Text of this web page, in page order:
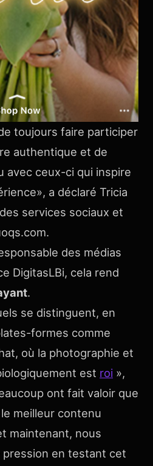
toujours faire participer
authentique et de
avec ceux-ci qui inspire
a déclaré Tricia
services sociaux et
des médias
DigitasLBi, cela rend
.
se distinguent, en
formes comme
où la photographie et
est roi »,
ont fait valoir que
meilleur contenu
maintenant, nous
en testant cet